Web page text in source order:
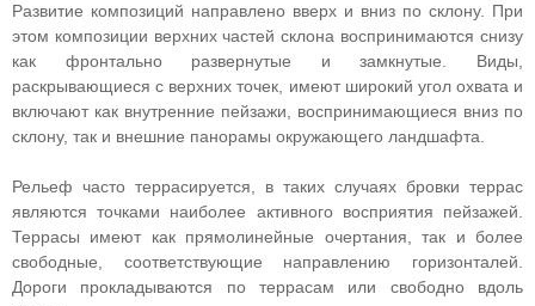
Развитие композиций направлено вверх и вниз по склону. При
этом композиции верхних частей склона воспринимаются снизу
как фронтально развернутые и замкнутые. Виды,
раскрывающиеся с верхних точек, имеют широкий угол охвата и
включают как внутренние пейзажи, воспринимающиеся вниз по
склону, так и внешние панорамы окружающего ландшафта.
Рельеф часто террасируется, в таких случаях бровки террас
являются точками наиболее активного восприятия пейзажей.
Террасы имеют как прямолинейные очертания, так и более
свободные, соответствующие направлению горизонталей.
Дороги прокладываются по террасам или свободно вдоль